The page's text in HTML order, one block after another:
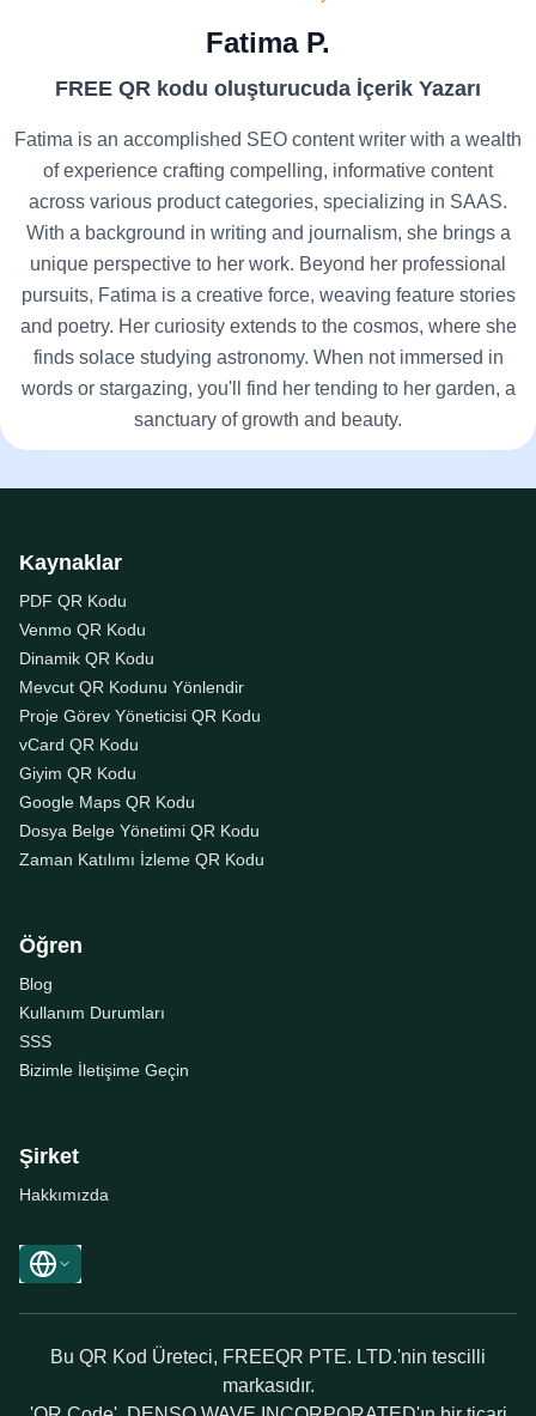
Fatima P.
FREE QR kodu oluşturucuda İçerik Yazarı
Fatima is an accomplished SEO content writer with a wealth
of experience crafting compelling, informative content
across various product categories, specializing in SAAS.
With a background in writing and journalism, she brings a
unique perspective to her work. Beyond her professional
pursuits, Fatima is a creative force, weaving feature stories
and poetry. Her curiosity extends to the cosmos, where she
finds solace studying astronomy. When not immersed in
words or stargazing, you'll find her tending to her garden, a
sanctuary of growth and beauty.
Kaynaklar
PDF QR Kodu
Venmo QR Kodu
Dinamik QR Kodu
Mevcut QR Kodunu Yönlendir
Proje Görev Yöneticisi QR Kodu
vCard QR Kodu
Giyim QR Kodu
Google Maps QR Kodu
Dosya Belge Yönetimi QR Kodu
Zaman Katılımı İzleme QR Kodu
Öğren
Blog
Kullanım Durumları
SSS
Bizimle İletişime Geçin
Şirket
Hakkımızda
Bu QR Kod Üreteci, FREEQR PTE. LTD.'nin tescilli
markasıdır.